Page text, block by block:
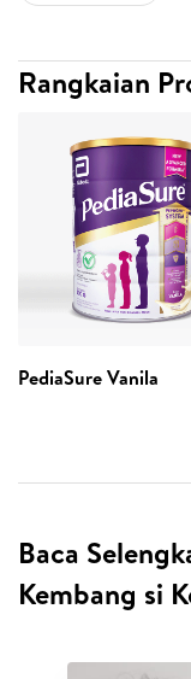
Rangkaian
PediaSure Vanila
Baca
Kembang si